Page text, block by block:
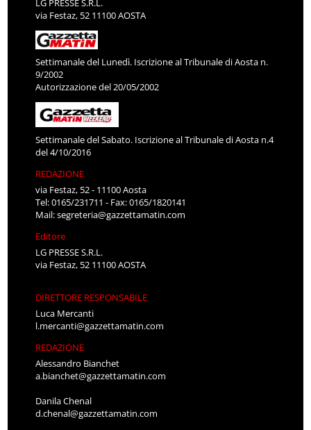
via Festaz, 52 11100 AOSTA
Settimanale del Lunedì. Iscrizione al Tribunale di Aosta n.
9/2002
Autorizzazione del 20/05/2002
Settimanale del Sabato. Iscrizione al Tribunale di Aosta n.4
del 4/10/2016
REDAZIONE
via Festaz, 52 - 11100 Aosta
Tel: 0165/231711 - Fax: 0165/1820141
Mail:segreteria@gazzettamatin.com
Editore
LG PRESSE S.R.L.
via Festaz, 52 11100 AOSTA
DIRETTORE RESPONSABILE
Luca Mercanti
l.mercanti@gazzettamatin.com
REDAZIONE
Alessandro Bianchet
a.bianchet@gazzettamatin.com
Danila Chenal
d.chenal@gazzettamatin.com